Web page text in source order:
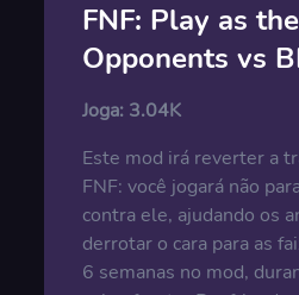
FNF: Play as the
Opponents vs
Joga: 3.04K
Este mod irá reverter a
FNF: você jogará não
contra ele, ajudando os
derrotar o cara para as
6 semanas no mod,